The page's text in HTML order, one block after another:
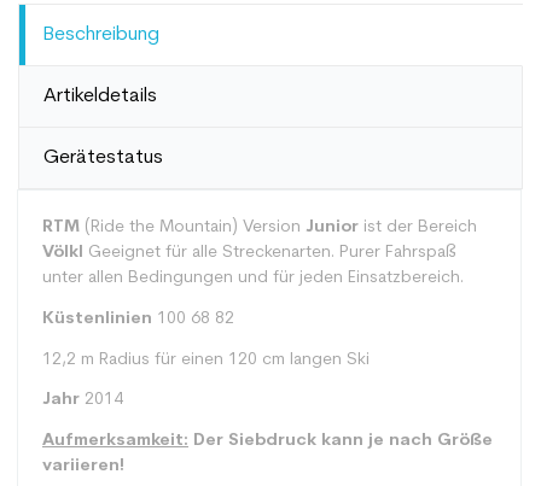
Beschreibung
Artikeldetails
Gerätestatus
RTM (Ride the Mountain) Version Junior ist der Bereich
Völkl Geeignet für alle Streckenarten. Purer Fahrspaß
unter allen Bedingungen und für jeden Einsatzbereich.
Küstenlinien 100 68 82
12,2 m Radius für einen 120 cm langen Ski
Jahr 2014
Aufmerksamkeit: Der Siebdruck kann je nach Größe
variieren!